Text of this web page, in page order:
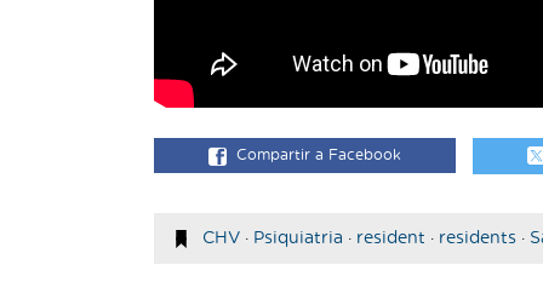
Compartir a Facebook
CHV · Psiquiatria · resident · residents ·